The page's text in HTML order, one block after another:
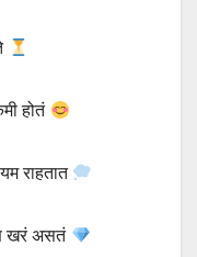
होतं
राहतात
खरं असतं